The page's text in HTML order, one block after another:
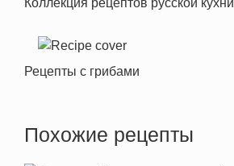
Коллекция рецептов русской кухни
Рецепты с грибами
Похожие рецепты